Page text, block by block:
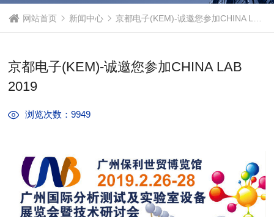
网站首页 新闻中心 京都电子(KEM)-诚邀您参加CHINA LAB 2019
京都电子(KEM)-诚邀您参加CHINA LAB
2019
浏览次数：9949